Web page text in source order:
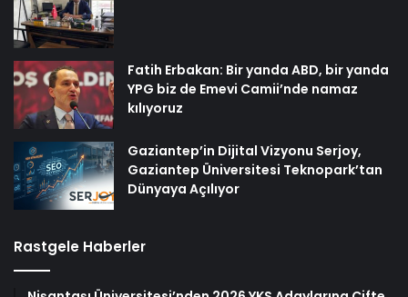
Fatih Erbakan: Bir yanda ABD, bir yanda
YPG biz de Emevi Camii’nde namaz
kılıyoruz
Gaziantep’in Dijital Vizyonu Serjoy,
Gaziantep Üniversitesi Teknopark’tan
Dünyaya Açılıyor
Rastgele Haberler